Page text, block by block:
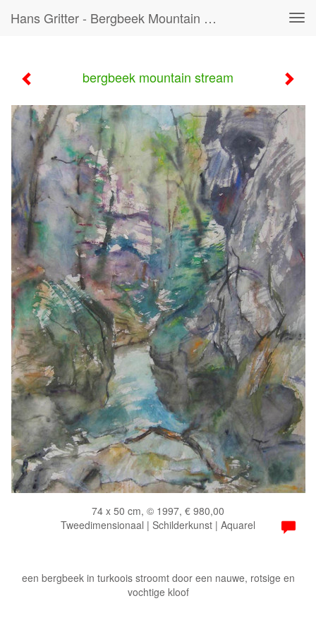
Hans Gritter - Bergbeek Mountain Stream
bergbeek mountain stream
74 x 50 cm, © 1997, € 980,00
Tweedimensionaal | Schilderkunst | Aquarel
een bergbeek in turkoois stroomt door een nauwe, rotsige en
vochtige kloof